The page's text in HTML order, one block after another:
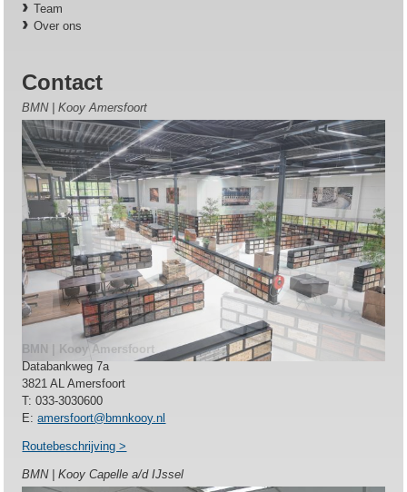
Team
Over ons
Contact
BMN | Kooy Amersfoort
BMN | Kooy Amersfoort
Databankweg 7a
3821 AL Amersfoort
T: 033-3030600
E:amersfoort@bmnkooy.nl
Routebeschrijving >
BMN | Kooy Capelle a/d IJssel
BMN | Kooy Capelle a/d IJssel